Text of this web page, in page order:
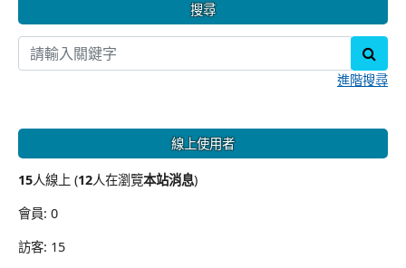
搜尋
進階搜尋
線上使用者
15人線上 (12人在瀏覽本站消息)
會員: 0
訪客: 15